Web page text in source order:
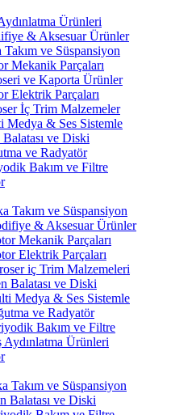
Ürünleri
& Aksesuar Ürünler
ve Süspansiyon
Mekanik Parçaları
ve Kaporta Ürünler
Elektrik Parçaları
İç Trim Malzemeler
Medya & Ses Sistemle
ve Diski
ve Radyatör
Bakım ve Filtre
Takım ve Süspansiyon
& Aksesuar Ürünler
Mekanik Parçaları
Elektrik Parçaları
iç Trim Malzemeleri
Balatası ve Diski
Medya & Ses Sistemle
ve Radyatör
Bakım ve Filtre
Aydınlatma Ürünleri
Takım ve Süspansiyon
Balatası ve Diski